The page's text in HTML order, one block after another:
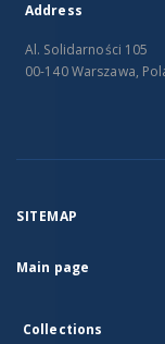
Address
Al. Solidarności 105
00-140 Warszawa,
SITEMAP
Main page
Collections